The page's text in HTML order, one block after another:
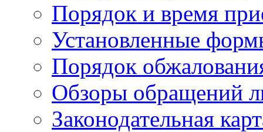
Порядок и время
Установленные
Порядок
Обзоры обращений
Законодательная